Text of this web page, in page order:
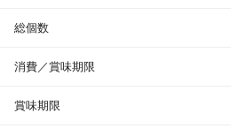
総個数
消費／賞味期限
賞味期限